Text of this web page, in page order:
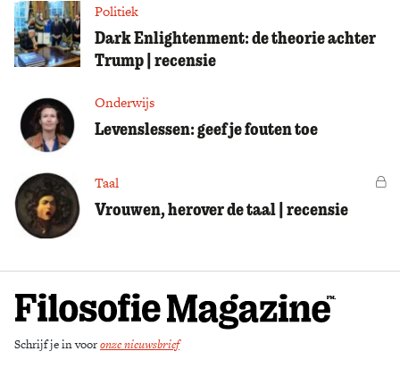
Politiek
Dark Enlightenment: de theorie achter
Trump | recensie
Onderwijs
Levenslessen: geef je fouten toe
Taal
Vrouwen, herover de taal | recensie
Schrijf je in vooronze nieuwsbrief